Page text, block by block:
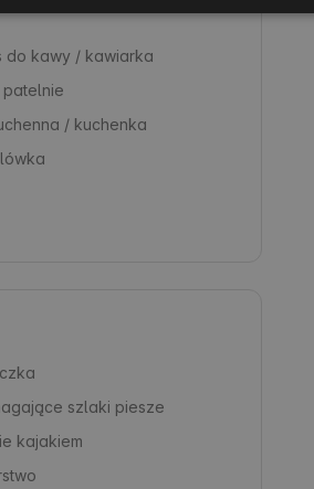
do kawy / kawiarka
patelnie
/ kuchenka
szlaki piesze
kajakiem